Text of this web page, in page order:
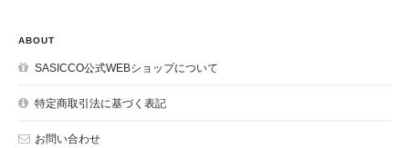
ABOUT
SASICCO公式WEBショップについて
特定商取引法に基づく表記
お問い合わせ